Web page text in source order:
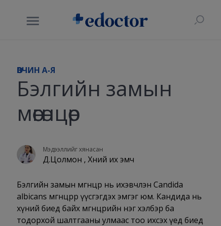
ӨВЧИН A-Я
Бэлгийн замын
мөөгөнцөр
Мэдээллийг хянасан
Д.Цолмон , Хүний их эмч
Бэлгийн замын мөөгөнцөр нь ихэвчлэн Candida
albicans мөөгөнцрөөр үүсгэгдэх эмгэг юм. Кандида нь
хүний биед байх мөөгөнцрийн нэг хэлбэр ба
тодорхой шалтгааны улмаас тоо ихсэх үед биед